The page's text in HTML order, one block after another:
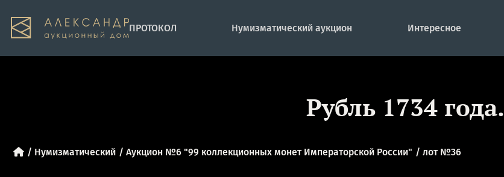
ПРОТОКОЛ Нумизматический аукцион Интересное
Рубль 1734 года.
Нумизматический Аукцион №6 "99 коллекционных монет Императорской России" лот №36